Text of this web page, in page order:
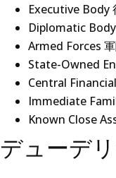
Executive Body
Diplomatic
Armed Forces
State-Owned
Central
Immediate
Known Close
デューデ